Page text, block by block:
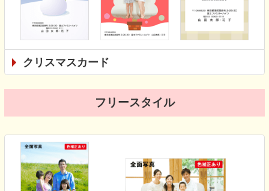
クリスマスカード
フリースタイル